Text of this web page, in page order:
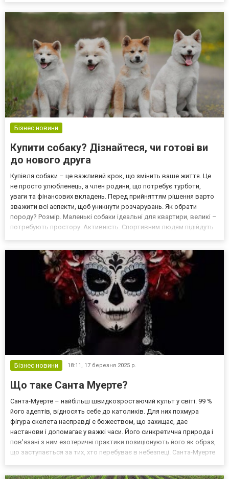
Бізнес новини
Купити собаку? Дізнайтеся, чи готові ви
до нового друга
Купівля собаки – це важливий крок, що змінить ваше життя. Це
не просто улюбленець, а член родини, що потребує турботи,
уваги та фінансових вкладень. Перед прийняттям рішення варто
зважити всі аспекти, щоб уникнути розчарувань. Як обрати
породу? Розмір. Маленькі собаки ідеальні для квартири, великі –
потребують простору. Активність. Спортивним людям підійдуть
Бізнес новини 18:11, 17 березня 2025 р.
Що таке Санта Муерте?
Санта-Муерте – найбільш швидкозростаючий культ у світі. 99 %
його адептів, відносять себе до католиків. Для них похмура
фігура скелета насправді є божеством, що захищає, дає
настанови і допомагає у важкі часи. Його синкретична природа і
пов'язані з ним езотеричні практики позиціонують його як образ,
що заступається за тих, хто перебуває в небезпеці. Санта-Муерте